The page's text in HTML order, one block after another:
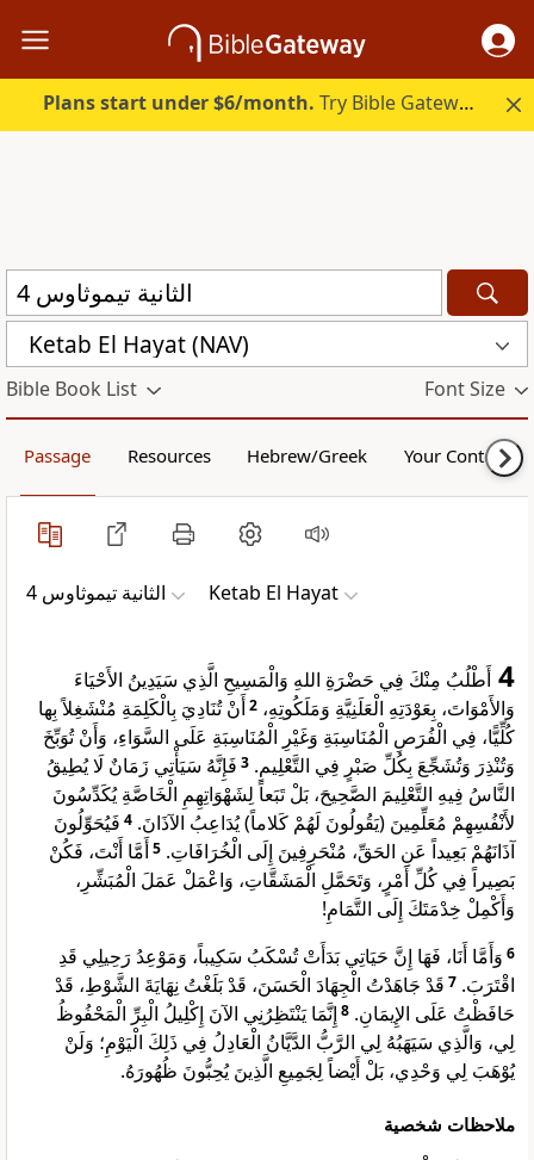
Plans start under $6/month. Try Bible Gateway Plus.
Ketab El Hayat (NAV)
Bible Book List Font Size
Passage Resources Hebrew/Greek Your Content
ﺍﻟﺜﺎﻧﻴﺔ ﺗﻴﻤﻮﺛﺎﻭﺱ 4 Ketab El Hayat
4 أَطْلُبُ مِنْكَ فِي حَضْرَةِ اللهِ وَالْمَسِيحِ الَّذِي سَيَدِينُ الأَحْيَاءَ
وَالأَمْوَاتَ، بِعَوْدَتِهِ الْعَلَنِيَّةِ وَمَلَكُوتِهِ، 2أَنْ تُنَادِيَ بِالْكَلِمَةِ مُنْشَغِلاً بِها
كُلِّيًّا، فِي الْفُرَصِ الْمُنَاسِبَةِ وَغَيْرِ الْمُنَاسِبَةِ عَلَى السَّوَاءِ، وَأَنْ تُوَبِّخَ
وَتُنْذِرَ وَتُشَجِّعَ بِكُلِّ صَبْرٍ فِي التَّعْلِيمِ. 3 فَإِنَّهُ سَيَأْتِي زَمَانٌ لَا يُطِيقُ
النَّاسُ فِيهِ التَّعْلِيمَ الصَّحِيحَ، بَلْ تَبَعاً لِشَهْوَاتِهِمِ الْخَاصَّةِ يُكَدِّسُونَ
لأَنْفُسِهِمْ مُعَلِّمِينَ (يَقُولُونَ لَهُمْ كَلاماً) يُدَاعِبُ الآذَانَ. 4 فَيُحَوِّلُونَ
آذَانَهُمْ بَعِيداً عَنِ الحَقِّ، مُنْحَرِفِينَ إِلَى الْخُرَافَاتِ. 5أَمَّا أَنْتَ، فَكُنْ
بَصِيراً فِي كُلِّ أَمْرٍ، وَتَحَمَّلِ الْمَشَقَّاتِ، وَاعْمَلْ عَمَلَ الْمُبَشِّرِ،
وَأَكْمِلْ خِدْمَتَكَ إِلَى التَّمَامِ!
6 وَأَمَّا أَنَا، فَهَا إِنَّ حَيَاتِي بَدَأَتْ تُسْكَبُ سَكِيباً، وَمَوْعِدُ رَحِيلِي قَدِ
اقْتَرَبَ. 7 قَدْ جَاهَدْتُ الْجِهَادَ الْحَسَنَ، قَدْ بَلَغْتُ نِهَايَةَ الشَّوْطِ، قَدْ
حَافَظْتُ عَلَى الإِيمَانِ. 8 إِنَّمَا يَنْتَظِرُنِي الآنَ إِكْلِيلُ الْبِرِّ الْمَحْفُوظُ
لِي، وَالَّذِي سَيَهَبُهُ لِي الرَّبُّ الدَّيَّانُ الْعَادِلُ فِي ذَلِكَ الْيَوْمِ؛ وَلَنْ
يُوْهَبَ لِي وَحْدِي، بَلْ أَيْضاً لِجَمِيعِ الَّذِينَ يُحِبُّونَ ظُهُورَهُ.
ملاحظات شخصية